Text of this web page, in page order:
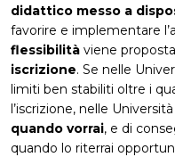
didattico messo a
favorire e implementare
flessibilità viene
iscrizione. Se nelle
limiti ben stabiliti oltre i
l’iscrizione, nelle
quando vorrai, e di
quando lo riterrai